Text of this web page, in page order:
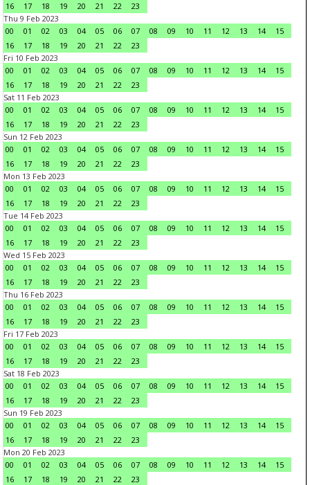
16
17 18 19 20 21 22
23
Thu 9 Feb 2023
00
01 02 03 04 05 06 07 08 09 10 11 12 13 14
15
16
17 18 19 20 21 22
23
Fri 10 Feb 2023
00
01 02 03 04 05 06 07 08 09 10 11 12 13 14
15
16
17 18 19 20 21 22
23
Sat 11 Feb 2023
00
01 02 03 04 05 06 07 08 09 10 11 12 13 14
15
16
17 18 19 20 21 22
23
Sun 12 Feb 2023
00
01 02 03 04 05 06 07 08 09 10 11 12 13 14
15
16
17 18 19 20 21 22
23
Mon 13 Feb 2023
00
01 02 03 04 05 06 07 08 09 10 11 12 13 14
15
16
17 18 19 20 21 22
23
Tue 14 Feb 2023
00
01 02 03 04 05 06 07 08 09 10 11 12 13 14
15
16
17 18 19 20 21 22
23
Wed 15 Feb 2023
00
01 02 03 04 05 06 07 08 09 10 11 12 13 14
15
16
17 18 19 20 21 22
23
Thu 16 Feb 2023
00
01 02 03 04 05 06 07 08 09 10 11 12 13 14
15
16
17 18 19 20 21 22
23
Fri 17 Feb 2023
00
01 02 03 04 05 06 07 08 09 10 11 12 13 14
15
16
17 18 19 20 21 22
23
Sat 18 Feb 2023
00
01 02 03 04 05 06 07 08 09 10 11 12 13 14
15
16
17 18 19 20 21 22
23
Sun 19 Feb 2023
00
01 02 03 04 05 06 07 08 09 10 11 12 13 14
15
16
17 18 19 20 21 22
23
Mon 20 Feb 2023
00
01 02 03 04 05 06 07 08 09 10 11 12 13 14
15
16
17 18 19 20 21 22
23